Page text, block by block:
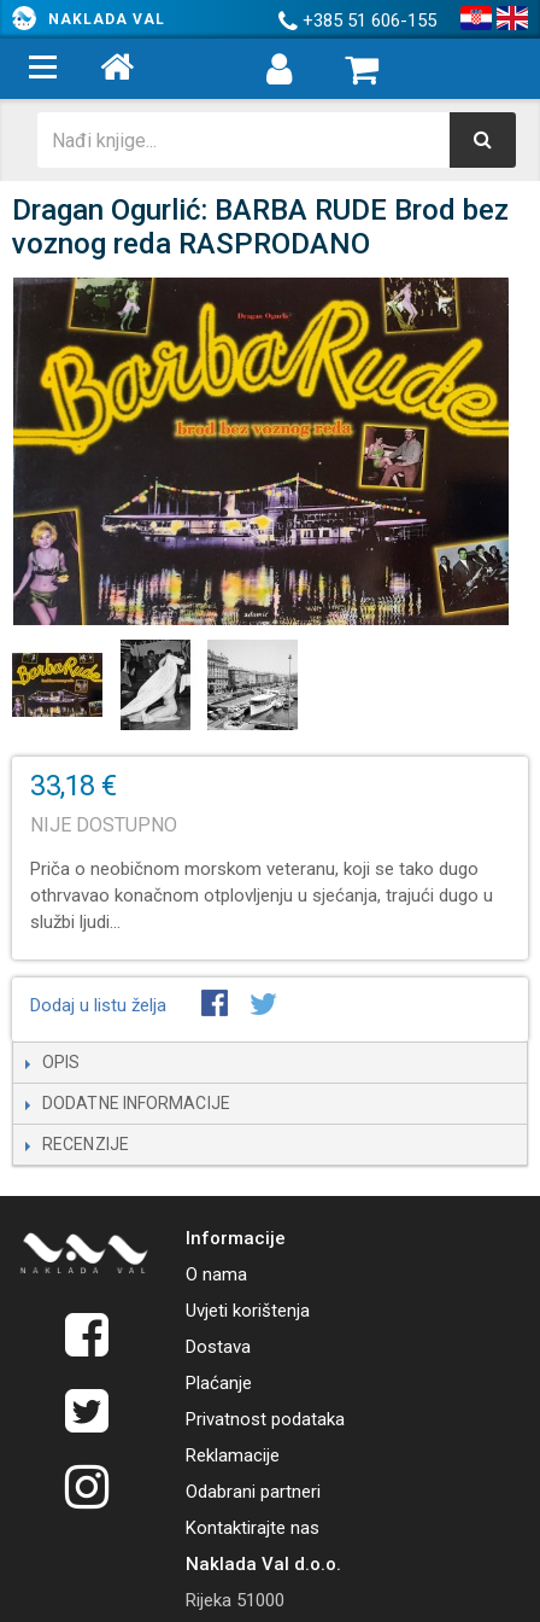
NAKLADA VAL +385 51 606-155
Dragan Ogurlić: BARBA RUDE Brod bez
voznog reda RASPRODANO
33,18 €
NIJE DOSTUPNO
Priča o neobičnom morskom veteranu, koji se tako dugo
othrvavao konačnom otplovljenju u sjećanja, trajući dugo u
službi ljudi...
Dodaj u listu želja
OPIS
DODATNE INFORMACIJE
RECENZIJE
Informacije
O nama
Uvjeti korištenja
Dostava
Plaćanje
Privatnost podataka
Reklamacije
Odabrani partneri
Kontaktirajte nas
Naklada Val d.o.o.
Rijeka 51000